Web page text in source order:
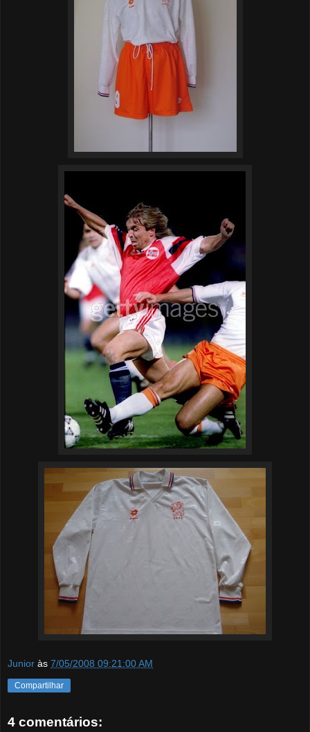
Junior às 7/05/2008 09:21:00 AM
Compartilhar
4 comentários: